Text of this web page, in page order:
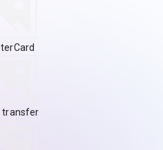
transfer